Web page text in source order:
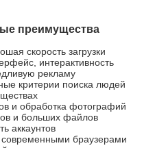
преимущества
скорость загрузки
интерактивность
рекламу
критерии поиска людей
и обработка фотографий
и больших файлов
аккаунтов
браузерами